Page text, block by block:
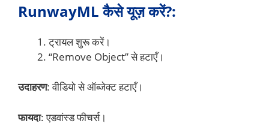
RunwayML कैसे यूज़ करें?:
ट्रायल शुरू करें।
“Remove Object” से हटाएँ।
उदाहरण: वीडियो से ऑब्जेक्ट हटाएँ।
फायदा: एडवांस्ड फीचर्स।